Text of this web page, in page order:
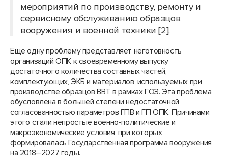
мероприятий по производству, ремонту и
сервисному обслуживанию образцов
вооружения и военной техники [2].
Еще одну проблему представляет неготовность
организаций ОПК к своевременному выпуску
достаточного количества составных частей,
комплектующих, ЭКБ и материалов, используемых при
производстве образцов ВВТ в рамках ГОЗ. Эта проблема
обусловлена в большей степени недостаточной
согласованностью параметров ГПВ и ГП ОПК. Причинами
этого стали непростые военно-политические и
макроэкономические условия, при которых
формировалась Государственная программа вооружения
на 2018–2027 годы.